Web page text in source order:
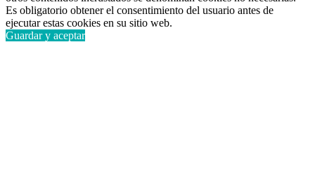
Es obligatorio obtener el consentimiento del usuario antes de
ejecutar estas cookies en su sitio web.
Guardar y aceptar